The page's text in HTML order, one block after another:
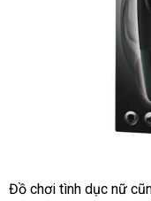
Đồ chơi tình dục nữ